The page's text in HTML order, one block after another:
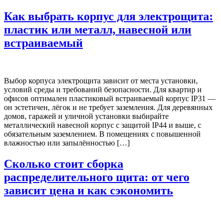
Как выбрать корпус для электрощита:
пластик или металл, навесной или
встраиваемый
Выбор корпуса электрощита зависит от места установки,
условий среды и требований безопасности. Для квартир и
офисов оптимален пластиковый встраиваемый корпус IP31 —
он эстетичен, лёгок и не требует заземления. Для деревянных
домов, гаражей и уличной установки выбирайте
металлический навесной корпус с защитой IP44 и выше, с
обязательным заземлением. В помещениях с повышенной
влажностью или запылённостью […]
Сколько стоит сборка
распределительного щита: от чего
зависит цена и как сэкономить